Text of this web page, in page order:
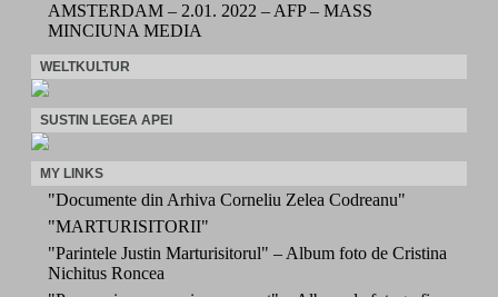
AMSTERDAM – 2.01. 2022 – AFP – MASS
MINCIUNA MEDIA
WELTKULTUR
SUSTIN LEGEA APEI
MY LINKS
"Documente din Arhiva Corneliu Zelea Codreanu"
"MARTURISITORII"
"Parintele Justin Marturisitorul" – Album foto de Cristina
Nichitus Roncea